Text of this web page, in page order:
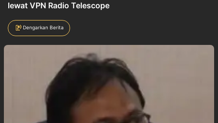
lewat VPN Radio Telescope
Dengarkan Berita